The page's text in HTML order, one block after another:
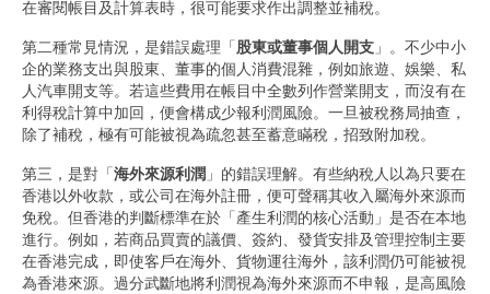
在審閱帳目及計算表時，很可能要求作出調整並補稅。
第二種常見情況，是錯誤處理「股東或董事個人開支 」。不少中小
企的業務支出與股東、董事的個人消費混雜，例如旅遊、娛樂、私
人汽車開支等。若這些費用在帳目中全數列作營業開支，而沒有在
利得稅計算中加回，便會構成少報利潤風險。一旦被稅務局抽查，
除了補稅，極有可能被視為疏忽甚至蓄意瞞稅，招致附加稅。
第三，是對「海外來源利潤 」的錯誤理解。有些納稅人以為只要在
香港以外收款，或公司在海外註冊，便可聲稱其收入屬海外來源而
免稅。但香港的判斷標準在於「產生利潤的核心活動」是否在本地
進行。例如，若商品買賣的議價、簽約、發貨安排及管理控制主要
在香港完成，即使客戶在海外、貨物運往海外，該利潤仍可能被視
為香港來源。過分武斷地將利潤視為海外來源而不申報，是高風險